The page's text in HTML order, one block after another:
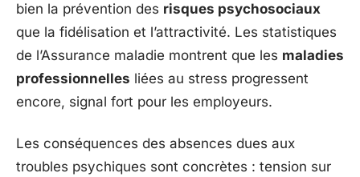
bien la prévention des risques psychosociaux
que la fidélisation et l’attractivité. Les statistiques
de l’Assurance maladie montrent que les maladies
professionnelles liées au stress progressent
encore, signal fort pour les employeurs.
Les conséquences des absences dues aux
troubles psychiques sont concrètes : tension sur